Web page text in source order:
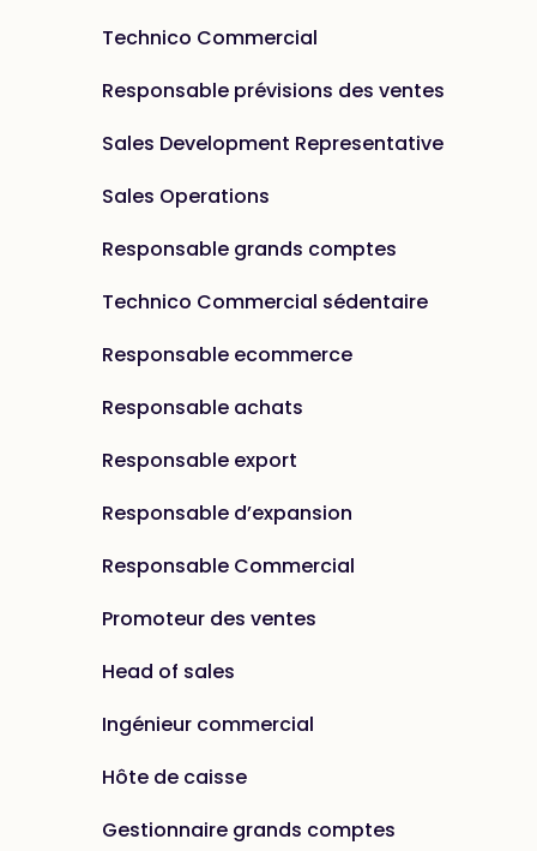
Technico Commercial
Responsable prévisions des ventes
Sales Development Representative
Sales Operations
Responsable grands comptes
Technico Commercial sédentaire
Responsable ecommerce
Responsable achats
Responsable export
Responsable d’expansion
Responsable Commercial
Promoteur des ventes
Head of sales
Ingénieur commercial
Hôte de caisse
Gestionnaire grands comptes